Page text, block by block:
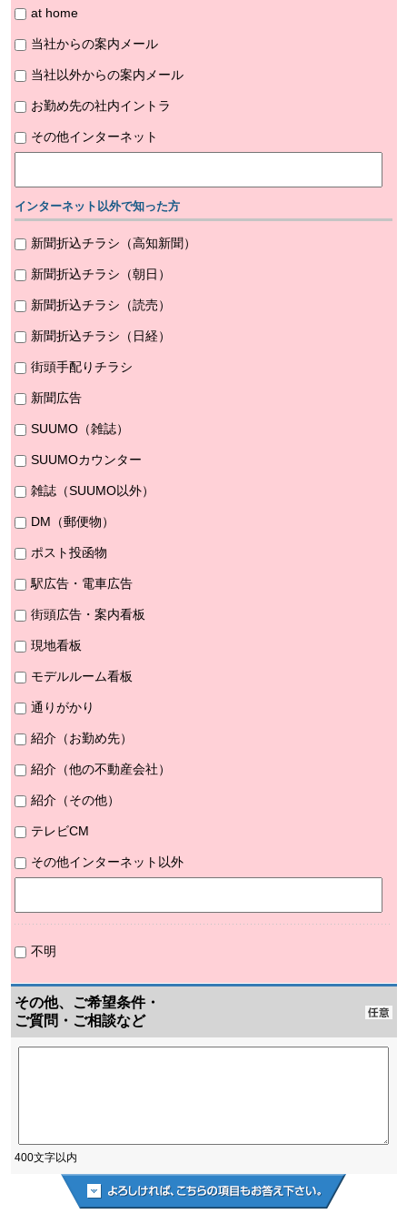
at home
当社からの案内メール
当社以外からの案内メール
お勤め先の社内イントラ
その他インターネット
インターネット以外で知った方
新聞折込チラシ（高知新聞）
新聞折込チラシ（朝日）
新聞折込チラシ（読売）
新聞折込チラシ（日経）
街頭手配りチラシ
新聞広告
SUUMO（雑誌）
SUUMOカウンター
雑誌（SUUMO以外）
DM（郵便物）
ポスト投函物
駅広告・電車広告
街頭広告・案内看板
現地看板
モデルルーム看板
通りがかり
紹介（お勤め先）
紹介（他の不動産会社）
紹介（その他）
テレビCM
その他インターネット以外
不明
その他、ご希望条件・
ご質問・ご相談など
400文字以内